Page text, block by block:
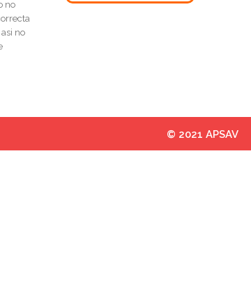
no
no
© 2021 APSAV